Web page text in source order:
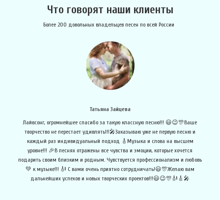
Что говорят наши клиенты
Более 200 довольных владельцев песен по всей России
Алексей Дигай
Хочу поблагодарить Лайвсонг за то, что подошёл с душой и сделал все не
просто качественно, а нереально профессионально и круто! Песня получилась
бомбой, хочу заказать ещё один трек для друзей! Ребята спасибо что вы
есть и делаете песни, которые трогают за душу!) Удачи Вам!